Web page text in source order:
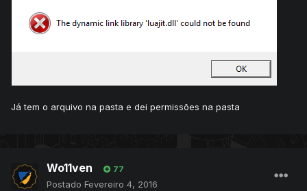
Já tem o arquivo na pasta e dei permissões na pasta
Wo11ven 77
Postado Fevereiro 4, 2016